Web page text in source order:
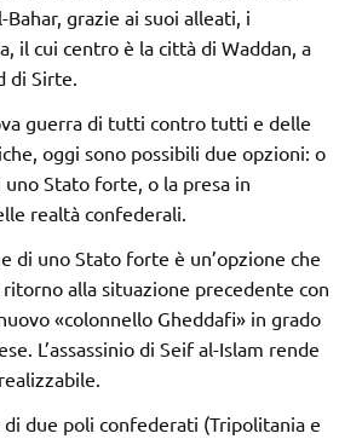
grazie ai suoi alleati, i
il cui centro è la città di Waddan, a
di Sirte.
guerra di tutti contro tutti e delle
oggi sono possibili due opzioni: o
Stato forte, o la presa in
realtà confederali.
di uno Stato forte è un’opzione che
alla situazione precedente con
«colonnello Gheddafi» in grado
L’assassinio di Seif al-Islam rende
due poli confederati (Tripolitania e